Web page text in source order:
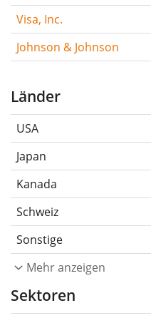
Visa, Inc.
Johnson & Johnson
Länder
USA
Japan
Kanada
Schweiz
Sonstige
Mehr anzeigen
Sektoren